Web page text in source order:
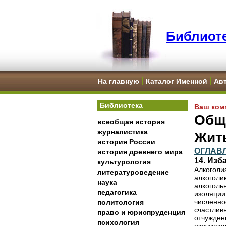
На главную Каталог Именной
Библиотека
всеобщая история
журналистика
история России
история древнего мира
культурология
литературоведение
наука
педагогика
политология
право и юриспруденция
психология
Ваш
14.
Алкоголизм характеризуется как "болезнь одиноких", и мало кто из бывших алкоголиков оспаривает такое название. Оглядываясь на месяцы и годы своего алкогольного прошлого, буквально сотни тысяч* из нас помнят то чувство изоляции, которое мы испытывали, даже находясь*В настоящее время общая численность А.А. согласно оценкам превышает 1.8 миллиона человек. среди счастливых и радующихся жизни людей. Часто мы испытывали чувство глубокого отчуждения, даже когда внешне мы вели себя столь же радостно, как и все окружающие. Многие из нас утверждают, что сначала мы пили для того, чтобы "быть как все". Многие из нас чувствовали необходимость в выпивке для того, чтобы "войти в компанию" и чтобы ощутить, что мы существуем в полной гармонии с остальным человечеством. Давно отмечено, что в основном наше употребление спиртного носило эгоцентрический характер - а именно, мы вливали в свой собственный организм алкоголь для того, чтобы ощутить на себе его действие. Иногда это ощущение помогало нам быть дружелюбными и общительными в компании или временно притупляло чувство нашего внутреннего